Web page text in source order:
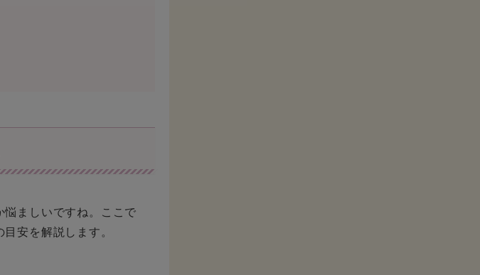
ましいですね。ここで
安を解説します。